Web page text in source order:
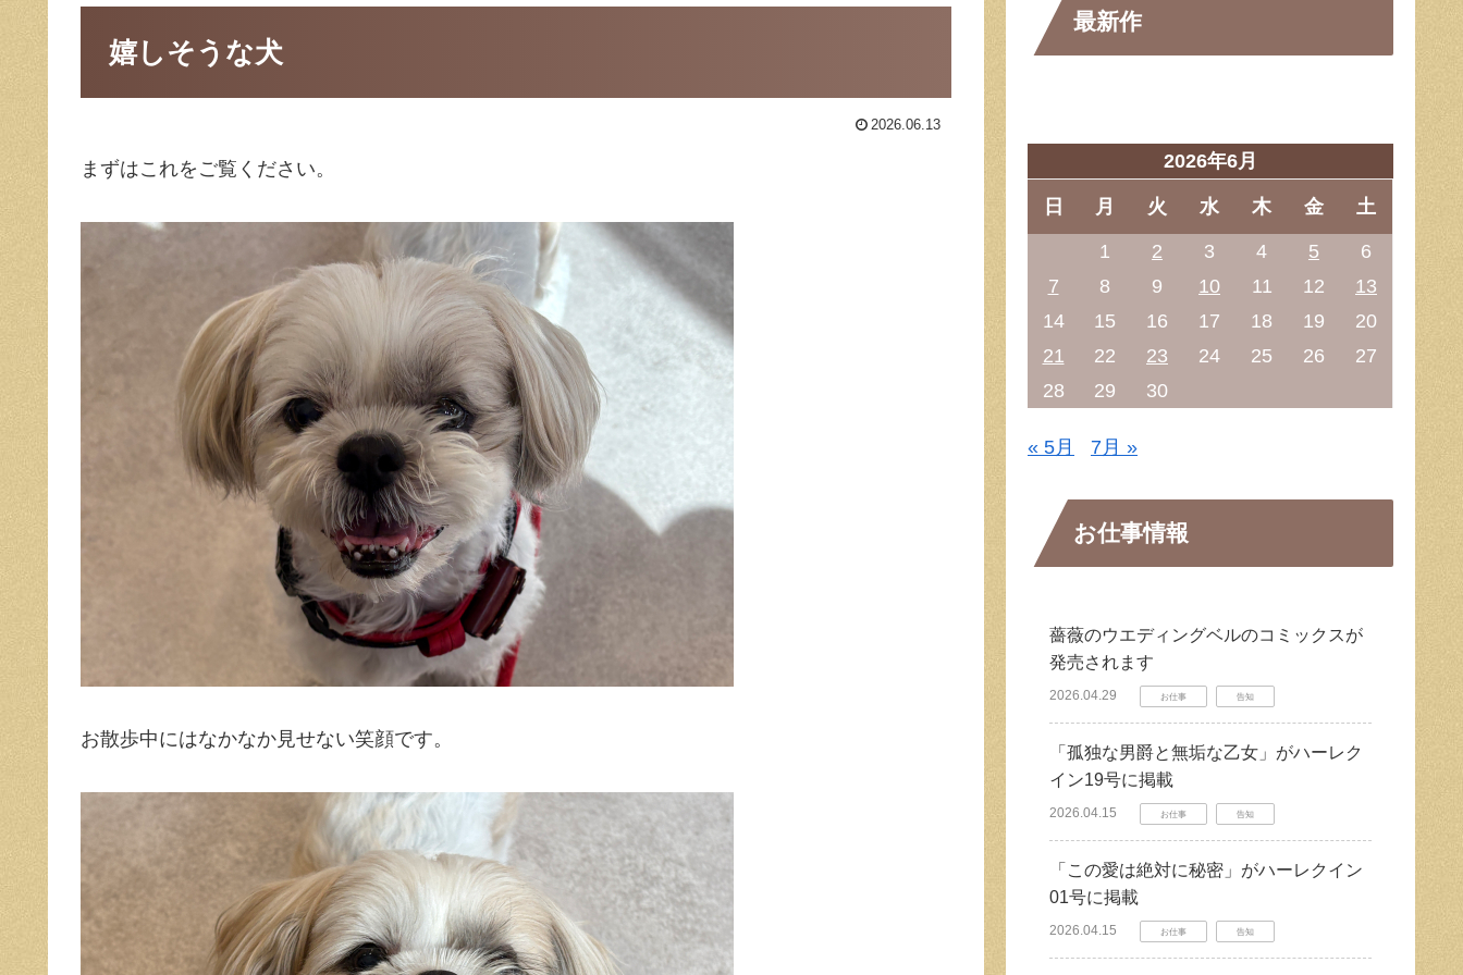
嬉しそうな犬
2026.06.13
まずはこれをご覧ください。
お散歩中にはなかなか見せない笑顔です。
最新作
2026年6月
日 月 火 水 木 金 土
1 2 3 4 5
6
7
8 9 10 11 12
13
14
15 16 17 18 19
20
21
22 23 24 25 26
27
28
29 30
« 5月 7月 »
お仕事情報
薔薇のウエディングベルのコミックスが
発売されます
2026.04.29 お仕事 告知
「孤独な男爵と無垢な乙女」がハーレク
イン19号に掲載
2026.04.15 お仕事 告知
「この愛は絶対に秘密」がハーレクイン
01号に掲載
2026.04.15 お仕事 告知